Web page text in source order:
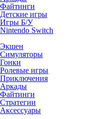
Файтинги
Детские игры
Игры Б/У
Nintendo Switch
Экшен
Симуляторы
Гонки
Ролевые игры
Приключения
Аркады
Файтинги
Стратегии
Аксессуары